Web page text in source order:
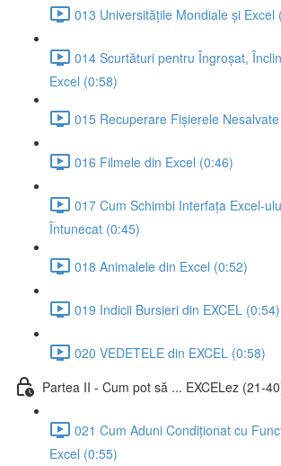
013 Universitățile Mondiale și Excel
014 Scurtături pentru Îngroșat,
Excel (0:58)
015 Recuperare Fișierele
016 Filmele din Excel (0:46)
017 Cum Schimbi Interfața Excel-
Întunecat (0:45)
018 Animalele din Excel (0:52)
019 Indicii Bursieri din EXCEL (0:54)
020 VEDETELE din EXCEL (0:58)
Partea II - Cum pot să ... EXCELez (21-
021 Cum Aduni Condiționat cu
Excel (0:55)